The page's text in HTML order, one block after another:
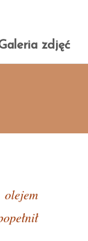
zdjęć